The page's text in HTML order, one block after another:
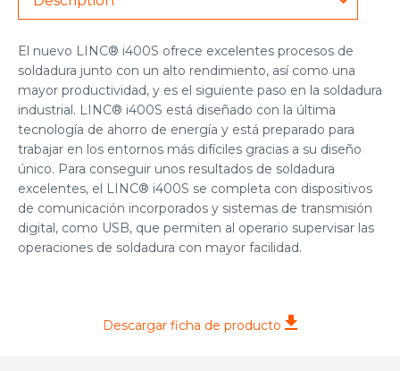
El nuevo LINC® i400S ofrece excelentes procesos de
soldadura junto con un alto rendimiento, así como una
mayor productividad, y es el siguiente paso en la soldadura
industrial. LINC® i400S está diseñado con la última
tecnología de ahorro de energía y está preparado para
trabajar en los entornos más difíciles gracias a su diseño
único. Para conseguir unos resultados de soldadura
excelentes, el LINC® i400S se completa con dispositivos
de comunicación incorporados y sistemas de transmisión
digital, como USB, que permiten al operario supervisar las
operaciones de soldadura con mayor facilidad.
Descargar ficha de producto